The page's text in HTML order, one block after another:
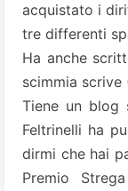
acquistato i
tre differenti
Ha anche
scimmia scrive
Tiene un blog
Feltrinelli ha
dirmi che hai
Premio